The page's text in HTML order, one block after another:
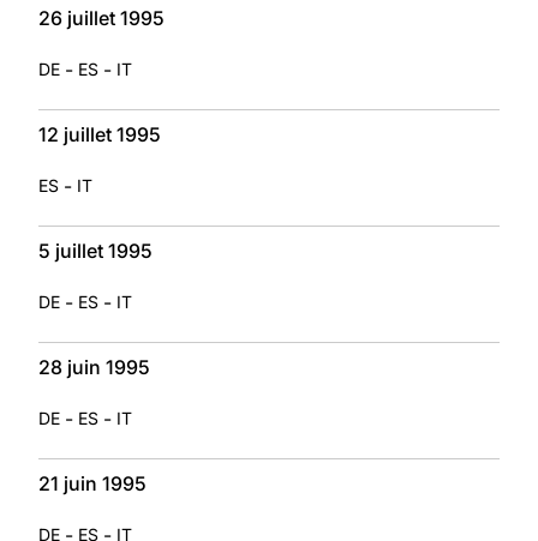
26 juillet 1995
DE - ES - IT
12 juillet 1995
ES - IT
5 juillet 1995
DE - ES - IT
28 juin 1995
DE - ES - IT
21 juin 1995
DE - ES - IT